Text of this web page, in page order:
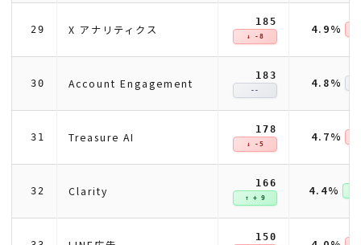
29 X アナリティクス
185
↓ -8 4.9%
30 Account Engagement
183
-- 4.8%
31 Treasure AI
178
↓ -5 4.7%
32 Clarity
166
↑ + 9 4.4%
150